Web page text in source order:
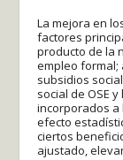
La mejora en
factores
producto de la
empleo formal;
subsidios
social de OSE
incorporados a
efecto
ciertos
ajustado,